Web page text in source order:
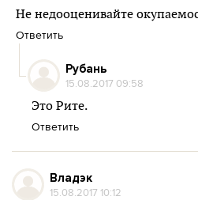
Не недооценивайте
Ответить
Рубань
15.08.2017 09:58
Это Рите.
Ответить
Владэк
15.08.2017 10:12